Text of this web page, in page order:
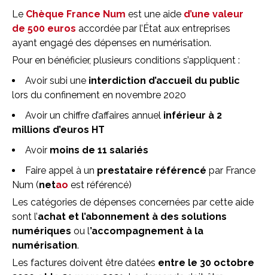
Le Chèque France Num est une aide d’une valeur
de 500 euros accordée par l’État aux entreprises
ayant engagé des dépenses en numérisation.
Pour en bénéficier, plusieurs conditions s’appliquent :
Avoir subi une interdiction d’accueil du public
lors du confinement en novembre 2020
Avoir un chiffre d’affaires annuel inférieur à 2
millions d’euros HT
Avoir moins de 11 salariés
Faire appel à un prestataire référencé par France
Num (netao est référencé)
Les catégories de dépenses concernées par cette aide
sont l’achat et l’abonnement à des solutions
numériques ou l’accompagnement à la
numérisation.
Les factures doivent être datées entre le 30 octobre